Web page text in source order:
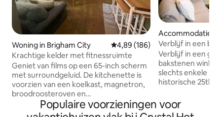
Woning in Brigham City Gemiddelde beoordeling van
4,89 (186)
Krachtige kelder met fitnessruimte
Geniet van films op een 65-inch scherm
met surroundgeluid. De kitchenette is
voorzien van een koelkast, magnetron,
broodroosteroven en
pannenkoekenmix voor het ontbijt.
Papieren producten aanwezig; de enige
Accommodatie in
Verblijf in een
de jaren 30
Verblijf in een
bakstenen winkel
slechts enkele
historische 25th
het industriële
gebleven, terwijl
Populaire voorzieningen voor